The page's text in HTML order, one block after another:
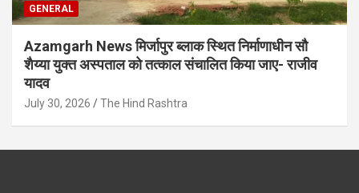
GENERAL
Azamgarh News मिर्जापुर ब्लाक स्थित निर्माणाधीन सौ
शैय्या युक्त अस्पताल को तत्काल संचालित किया जाए- राजीव
यादव
July 30, 2026 The Hind Rashtra